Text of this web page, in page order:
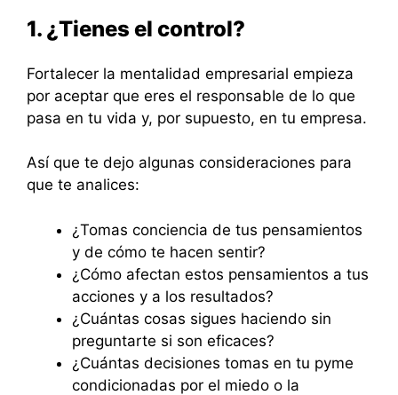
1. ¿Tienes el control?
Fortalecer la mentalidad empresarial empieza
por aceptar que eres el responsable de lo que
pasa en tu vida y, por supuesto, en tu empresa.
Así que te dejo algunas consideraciones para
que te analices:
¿Tomas conciencia de tus pensamientos
y de cómo te hacen sentir?
¿Cómo afectan estos pensamientos a tus
acciones y a los resultados?
¿Cuántas cosas sigues haciendo sin
preguntarte si son eficaces?
¿Cuántas decisiones tomas en tu pyme
condicionadas por el miedo o la